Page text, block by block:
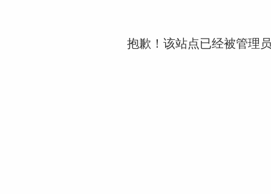
抱歉！该站点已经被管理